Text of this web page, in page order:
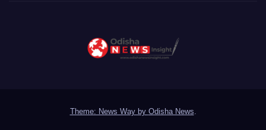
Theme: News Way by Odisha News.